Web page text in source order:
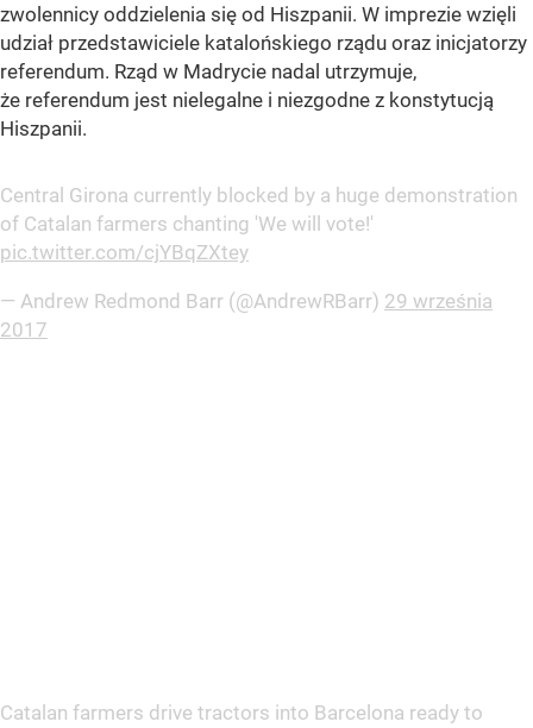
zwolennicy oddzielenia się od Hiszpanii. W imprezie wzięli
udział przedstawiciele katalońskiego rządu oraz inicjatorzy
referendum. Rząd w Madrycie nadal utrzymuje,
że referendum jest nielegalne i niezgodne z konstytucją
Hiszpanii.
Central Girona currently blocked by a huge demonstration
of Catalan farmers chanting 'We will vote!'
pic.twitter.com/cjYBqZXtey
— Andrew Redmond Barr (@AndrewRBarr) 29 września
2017
Catalan farmers drive tractors into Barcelona ready to